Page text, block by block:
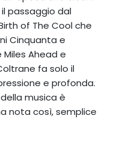
passaggio dal
of The Cool che
Cinquanta e
Ahead e
fa solo il
e profonda.
musica è
nota così, semplice